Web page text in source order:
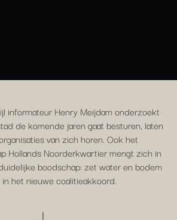
informateur Henry Meijdam onderzoekt
de komende jaren gaat besturen, laten
van zich horen. Ook het
Hollands Noorderkwartier mengt zich in
boodschap: zet water en bodem
het nieuwe coalitieakkoord.